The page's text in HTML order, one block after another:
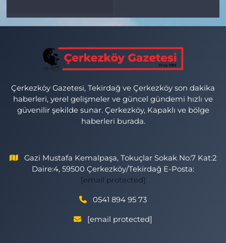
Çerkezköy Gazetesi, Tekirdağ ve Çerkezköy son dakika
haberleri, yerel gelişmeler ve güncel gündemi hızlı ve
güvenilir şekilde sunar. Çerkezköy, Kapaklı ve bölge
haberleri burada.
Gazi Mustafa Kemalpaşa, Tokuçlar Sokak No:7 Kat:2
Daire:4, 59500 Çerkezköy/Tekirdağ E-Posta:
[email protected]
0541 894 95 73
[email protected]